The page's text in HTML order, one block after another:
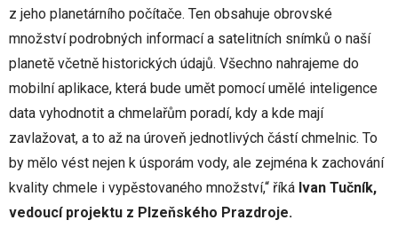
z jeho planetárního počítače. Ten obsahuje obrovské
množství podrobných informací a satelitních snímků o naší
planetě včetně historických údajů. Všechno nahrajeme do
mobilní aplikace, která bude umět pomocí umělé inteligence
data vyhodnotit a chmelařům poradí, kdy a kde mají
zavlažovat, a to až na úroveň jednotlivých částí chmelnic. To
by mělo vést nejen k úsporám vody, ale zejména k zachování
kvality chmele i vypěstovaného množství,“ říká Ivan Tučník,
vedoucí projektu z Plzeňského Prazdroje.